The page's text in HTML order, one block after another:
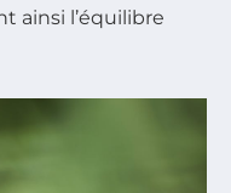
ainsi l’équilibre